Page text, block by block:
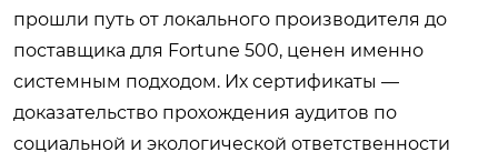
прошли путь от локального производителя до
поставщика для Fortune 500, ценен именно
системным подходом. Их сертификаты —
доказательство прохождения аудитов по
социальной и экологической ответственности